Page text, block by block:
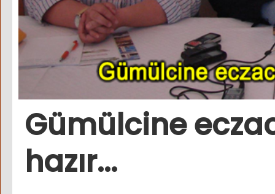
Gümülcine
hazır...